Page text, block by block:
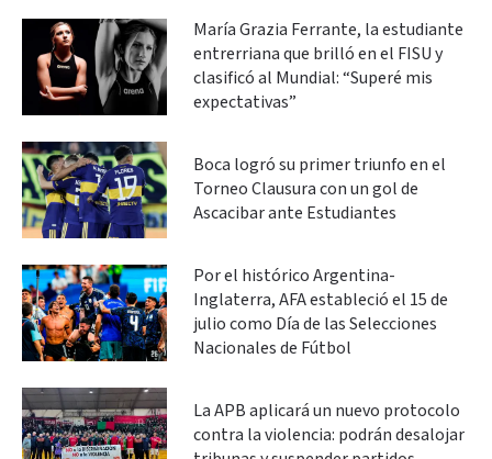
María Grazia Ferrante, la estudiante
entrerriana que brilló en el FISU y
clasificó al Mundial: “Superé mis
expectativas”
Boca logró su primer triunfo en el
Torneo Clausura con un gol de
Ascacibar ante Estudiantes
Por el histórico Argentina-
Inglaterra, AFA estableció el 15 de
julio como Día de las Selecciones
Nacionales de Fútbol
La APB aplicará un nuevo protocolo
contra la violencia: podrán desalojar